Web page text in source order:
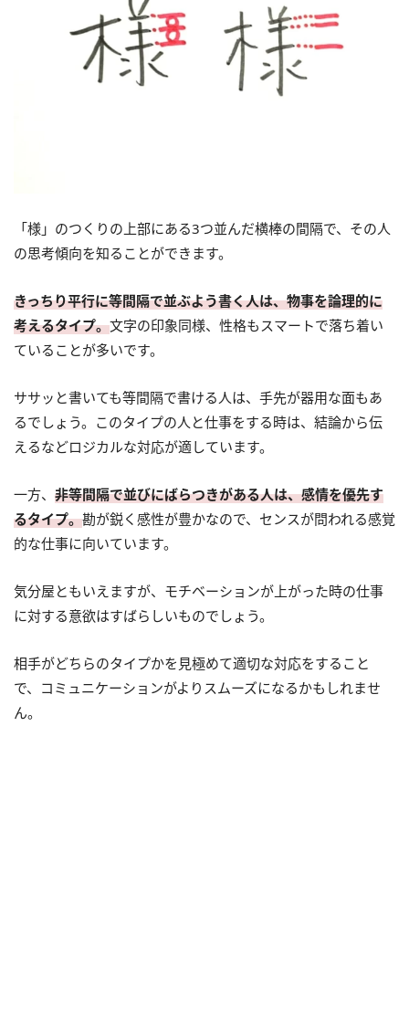
「様」のつくりの上部にある3つ並んだ横棒の間隔で、その人
の思考傾向を知ることができます。
きっちり平行に等間隔で並ぶよう書く人は、物事を論理的に
考えるタイプ。文字の印象同様、性格もスマートで落ち着い
ていることが多いです。
ササッと書いても等間隔で書ける人は、手先が器用な面もあ
るでしょう。このタイプの人と仕事をする時は、結論から伝
えるなどロジカルな対応が適しています。
一方、 非等間隔で並びにばらつきがある人は、感情を優先す
るタイプ。勘が鋭く感性が豊かなので、センスが問われる感覚
的な仕事に向いています。
気分屋ともいえますが、モチベーションが上がった時の仕事
に対する意欲はすばらしいものでしょう。
相手がどちらのタイプかを見極めて適切な対応をすること
で、コミュニケーションがよりスムーズになるかもしれませ
ん。